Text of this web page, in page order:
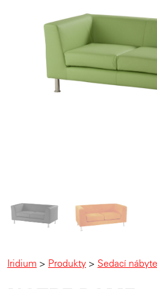
Iridium > Produkty > Sedací